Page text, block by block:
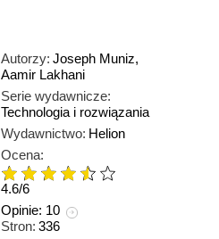
Autorzy: Joseph Muniz,
Aamir Lakhani
Serie wydawnicze:
Technologia i rozwiązania
Wydawnictwo: Helion
Ocena:
4.6/6
Opinie: 10
Stron: 336